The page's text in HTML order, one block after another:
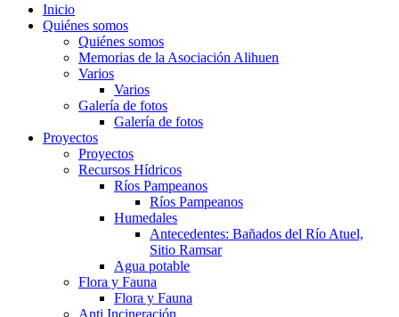
Inicio
Quiénes somos
Quiénes somos
Memorias de la Asociación Alihuen
Varios
Varios
Galería de fotos
Galería de fotos
Proyectos
Proyectos
Recursos Hídricos
Ríos Pampeanos
Ríos Pampeanos
Humedales
Antecedentes: Bañados del Río Atuel,
Sitio Ramsar
Agua potable
Flora y Fauna
Flora y Fauna
Anti Incineración